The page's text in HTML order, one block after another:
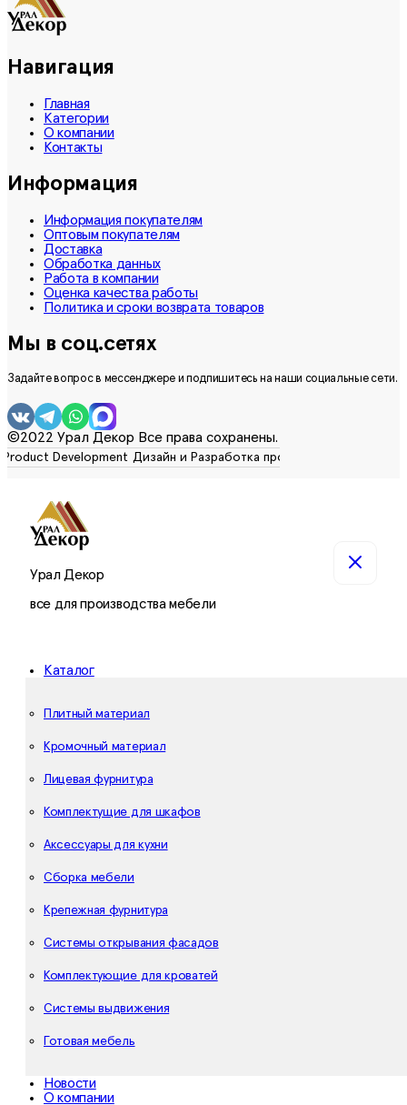
Навигация
Главная
Категории
О компании
Контакты
Информация
Информация покупателям
Оптовым покупателям
Доставка
Обработка данных
Работа в компании
Оценка качества работы
Политика и сроки возврата товаров
Мы в соц.сетях
Задайте вопрос в мессенджере и подпишитесь на наши социальные сети.
©2022 Урал Декор Все права сохранены.
Урал Декор
все для производства мебели
Каталог
Плитный материал
Кромочный материал
Лицевая фурнитура
Комплектущие для шкафов
Аксессуары для кухни
Сборка мебели
Крепежная фурнитура
Системы открывания фасадов
Комплектующие для кроватей
Системы выдвижения
Готовая мебель
Новости
О компании